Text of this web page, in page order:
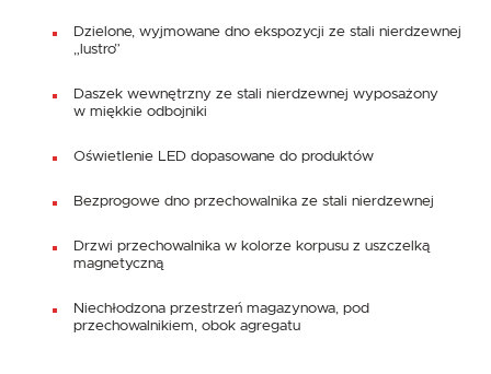
Dzielone, wyjmowane dno ekspozycji ze stali nierdzewnej
„lustro”
Daszek wewnętrzny ze stali nierdzewnej wyposażony
w miękkie odbojniki
Oświetlenie LED dopasowane do produktów
Bezprogowe dno przechowalnika ze stali nierdzewnej
Drzwi przechowalnika w kolorze korpusu z uszczelką
magnetyczną
Niechłodzona przestrzeń magazynowa, pod
przechowalnikiem, obok agregatu